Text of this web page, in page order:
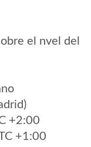
el nvel del
+2:00
+1:00